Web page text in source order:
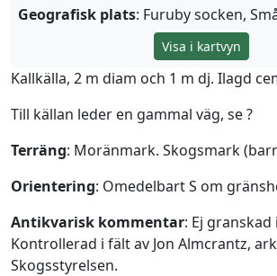
Geografisk plats: Furuby socken,
Visa i kartvyn
Kallkälla, 2 m diam och 1 m dj. Ilagd
Till källan leder en gammal väg, se ?
Terräng: Moränmark. Skogsmark
Orientering: Omedelbart S om
Antikvarisk kommentar: Ej granskad
Kontrollerad i fält av Jon Almcrantz,
Skogsstyrelsen.